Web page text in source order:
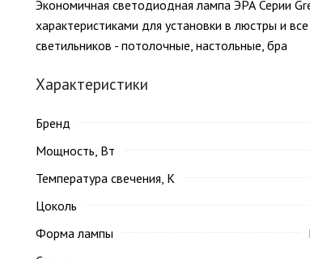
Экономичная светодиодная лампа ЭРА Серии
характеристиками для установки в люстры и
светильников - потолочные, настольные, бра
Характеристики
Бренд
Мощность, Вт
Температура свечения, K
Цоколь
Форма лампы